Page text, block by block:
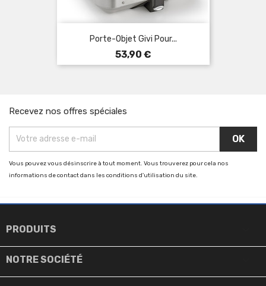
Porte-Objet Givi Pour...
Prix
53,90 €
Recevez nos offres spéciales
Vous pouvez vous désinscrire à tout moment. Vous trouverez pour cela nos
informations de contact dans les conditions d'utilisation du site.
PRODUITS
NOTRE SOCIÉTÉ